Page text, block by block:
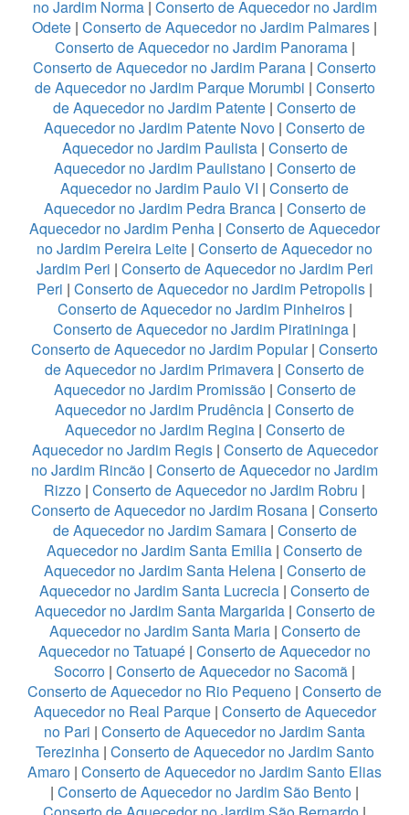
no Jardim Norma| Conserto de Aquecedor no Jardim
Odete | Conserto de Aquecedor no Jardim Palmares |
Conserto de Aquecedor no Jardim Panorama|
Conserto de Aquecedor no Jardim Parana | Conserto
de Aquecedor no Jardim Parque Morumbi | Conserto
de Aquecedor no Jardim Patente | Conserto de
Aquecedor no Jardim Patente Novo | Conserto de
Aquecedor no Jardim Paulista| Conserto de
Aquecedor no Jardim Paulistano| Conserto de
Aquecedor no Jardim Paulo VI | Conserto de
Aquecedor no Jardim Pedra Branca| Conserto de
Aquecedor no Jardim Penha | Conserto de Aquecedor
no Jardim Pereira Leite | Conserto de Aquecedor no
Jardim Peri | Conserto de Aquecedor no Jardim Peri
Peri | Conserto de Aquecedor no Jardim Petropolis |
Conserto de Aquecedor no Jardim Pinheiros|
Conserto de Aquecedor no Jardim Piratininga |
Conserto de Aquecedor no Jardim Popular| Conserto
de Aquecedor no Jardim Primavera | Conserto de
Aquecedor no Jardim Promissão| Conserto de
Aquecedor no Jardim Prudência | Conserto de
Aquecedor no Jardim Regina| Conserto de
Aquecedor no Jardim Regis| Conserto de Aquecedor
no Jardim Rincão | Conserto de Aquecedor no Jardim
Rizzo | Conserto de Aquecedor no Jardim Robru |
Conserto de Aquecedor no Jardim Rosana | Conserto
de Aquecedor no Jardim Samara| Conserto de
Aquecedor no Jardim Santa Emilia | Conserto de
Aquecedor no Jardim Santa Helena| Conserto de
Aquecedor no Jardim Santa Lucrecia | Conserto de
Aquecedor no Jardim Santa Margarida| Conserto de
Aquecedor no Jardim Santa Maria| Conserto de
Aquecedor no Tatuapé | Conserto de Aquecedor no
Socorro | Conserto de Aquecedor no Sacomã |
Conserto de Aquecedor no Rio Pequeno | Conserto de
Aquecedor no Real Parque| Conserto de Aquecedor
no Pari | Conserto de Aquecedor no Jardim Santa
Terezinha| Conserto de Aquecedor no Jardim Santo
Amaro | Conserto de Aquecedor no Jardim Santo Elias
| Conserto de Aquecedor no Jardim São Bento |